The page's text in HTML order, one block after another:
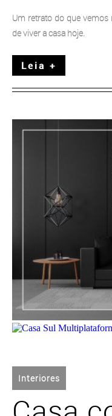
Um retrato do que vemos
de viver a casa hoje.
Leia +
Interiores